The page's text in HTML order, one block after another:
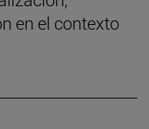
en el contexto